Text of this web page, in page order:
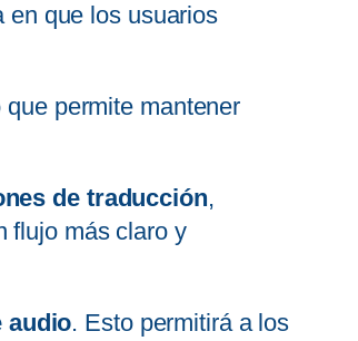
en que los usuarios
permite mantener
de traducción,
flujo más claro y
audio. Esto permitirá a los